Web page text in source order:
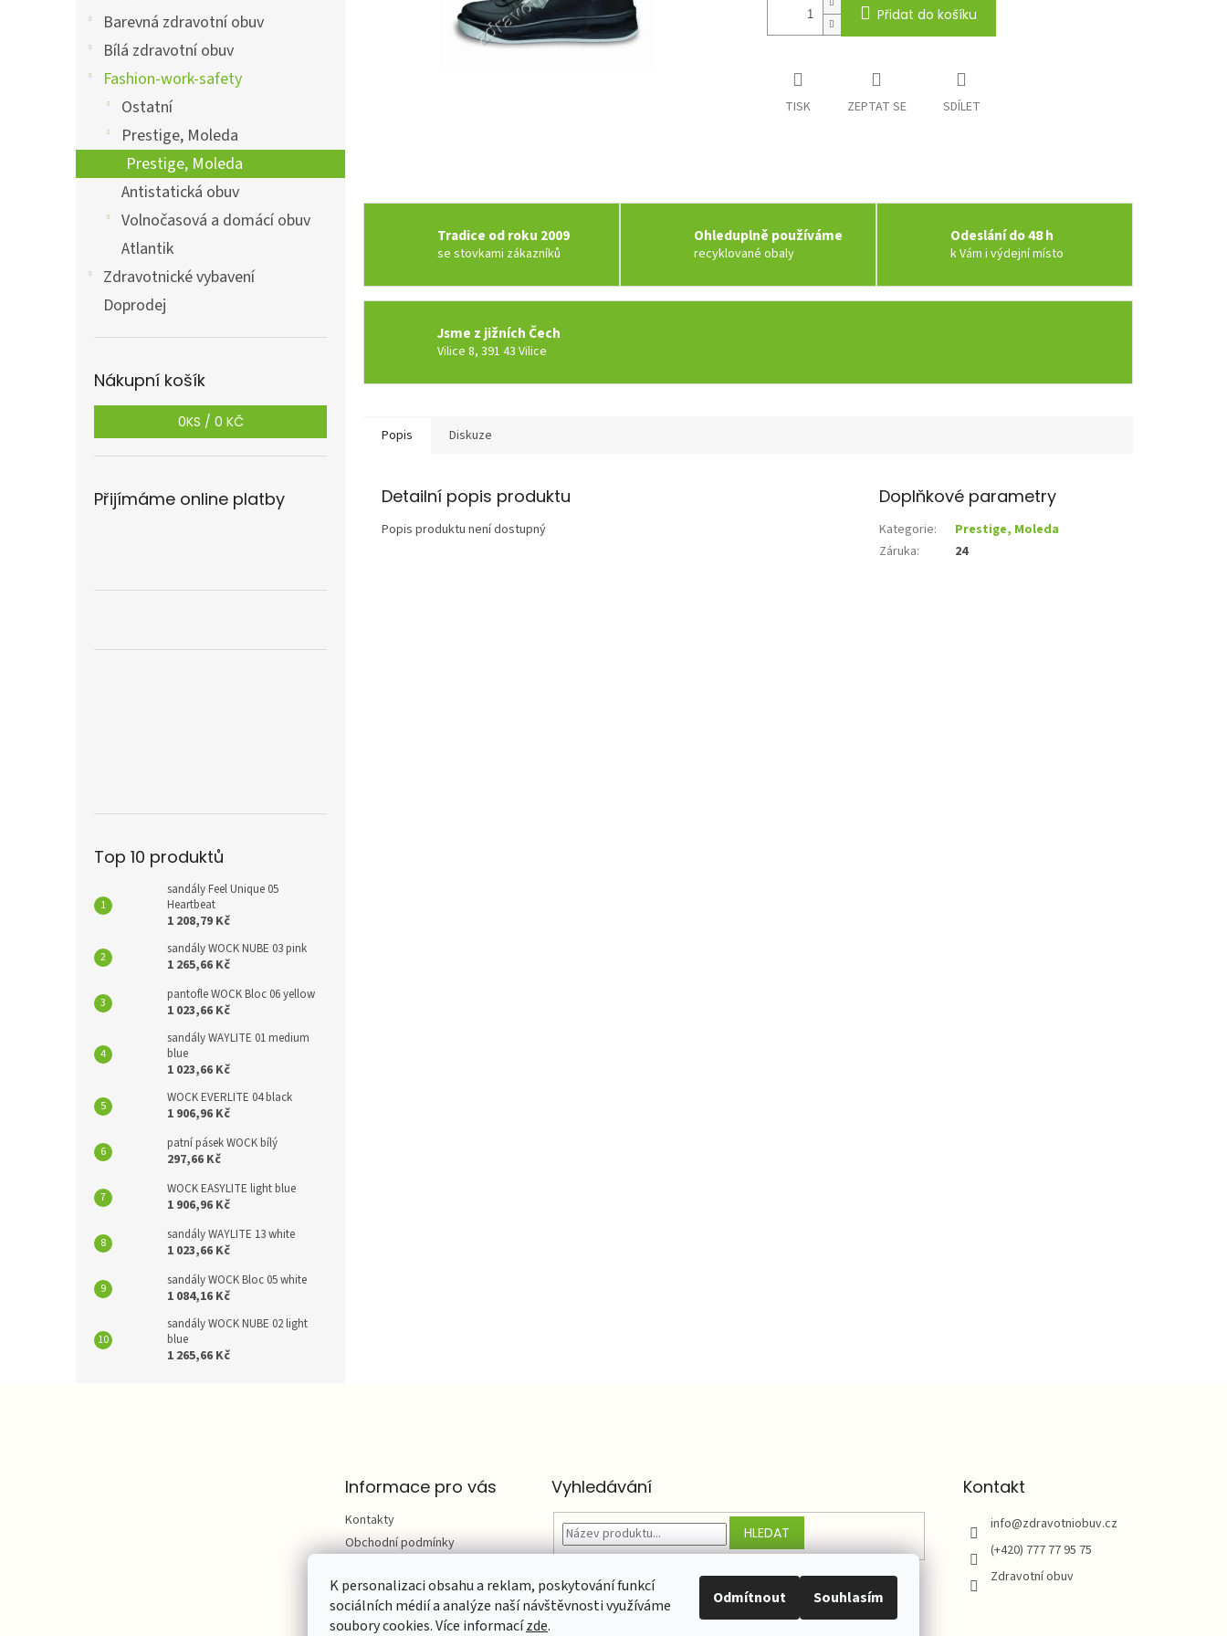
K personalizaci obsahu a reklam, poskytování funkcí
sociálních médií a analýze naší návštěvnosti využíváme
soubory cookies. Více informacízde.
Odmítnout Souhlasím
Barevná zdravotní obuv
Bílá zdravotní obuv
Fashion-work-safety
Ostatní
Prestige, Moleda
Prestige, Moleda
Antistatická obuv
Volnočasová a domácí obuv
Atlantik
Zdravotnické vybavení
Doprodej
Nákupní košík
0KS / 0 KČ
Přijímáme online platby
Top 10 produktů
sandály Feel Unique 05
Heartbeat
1 208,79 Kč
sandály WOCK NUBE 03 pink
1 265,66 Kč
pantofle WOCK Bloc 06 yellow
1 023,66 Kč
sandály WAYLITE 01 medium
blue
1 023,66 Kč
WOCK EVERLITE 04 black
1 906,96 Kč
patní pásek WOCK bílý
297,66 Kč
WOCK EASYLITE light blue
1 906,96 Kč
sandály WAYLITE 13 white
1 023,66 Kč
sandály WOCK Bloc 05 white
1 084,16 Kč
sandály WOCK NUBE 02 light
blue
1 265,66 Kč
Přidat do košíku
TISK ZEPTAT SE SDÍLET
Tradice od roku 2009
se stovkami zákazníků
Ohleduplně používáme
recyklované obaly
Odeslání do 48 h
k Vám i výdejní místo
Jsme z jižních Čech
Vilice 8, 391 43 Vilice
Popis Diskuze
Detailní popis produktu
Popis produktu není dostupný
Doplňkové parametry
Kategorie:
Prestige, Moleda
Záruka: 24
Informace pro vás
Kontakty
Obchodní podmínky
údajů
Hodnocení obchodu
Vyhledávání
HLEDAT
Kontakt
info@zdravotniobuv.cz
(+420) 777 77 95 75
Zdravotní obuv